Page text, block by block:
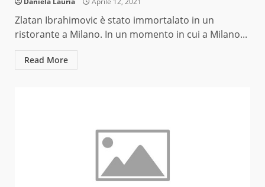
Zlatan Ibrahimovic è stato immortalato in un
ristorante a Milano. In un momento in cui a Milano...
Read More